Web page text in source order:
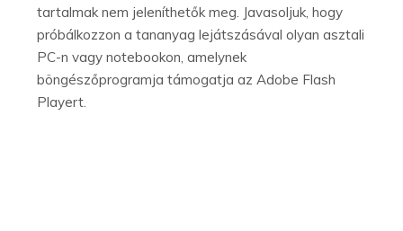
tartalmak nem jeleníthetők meg. Javasoljuk, hogy
próbálkozzon a tananyag lejátszásával olyan asztali
PC-n vagy notebookon, amelynek
böngészőprogramja támogatja az Adobe Flash
Playert.